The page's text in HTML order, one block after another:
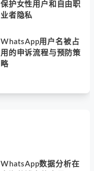
保护女性用户和自由职
业者隐私
WhatsApp用户名被占
用的申诉流程与预防策
略
WhatsApp数据分析在